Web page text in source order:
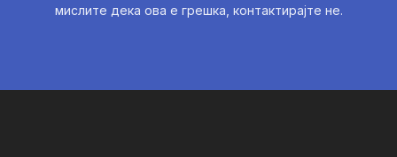
мислите дека ова е грешка, контактирајте не.